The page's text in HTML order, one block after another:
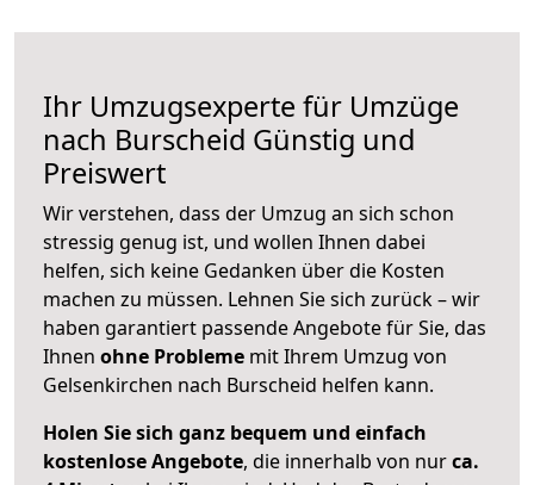
Ihr Umzugsexperte für Umzüge
nach Burscheid Günstig und
Preiswert
Wir verstehen, dass der Umzug an sich schon
stressig genug ist, und wollen Ihnen dabei
helfen, sich keine Gedanken über die Kosten
machen zu müssen. Lehnen Sie sich zurück – wir
haben garantiert passende Angebote für Sie, das
Ihnen ohne Probleme mit Ihrem Umzug von
Gelsenkirchen nach Burscheid helfen kann.
Holen Sie sich ganz bequem und einfach
kostenlose Angebote, die innerhalb von nurca.